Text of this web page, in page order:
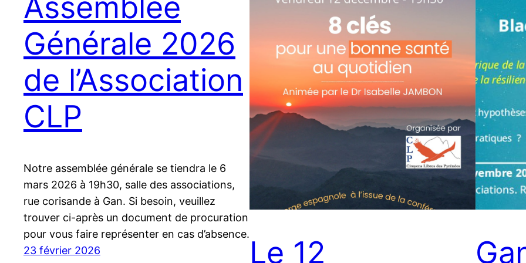
Générale 2026
de l’Association
CLP
Notre assemblée générale se tiendra le 6
mars 2026 à 19h30, salle des associations,
rue corisande à Gan. Si besoin, veuillez
trouver ci-après un document de procuration
pour vous faire représenter en cas d’absence.
23 février 2026
Le 12